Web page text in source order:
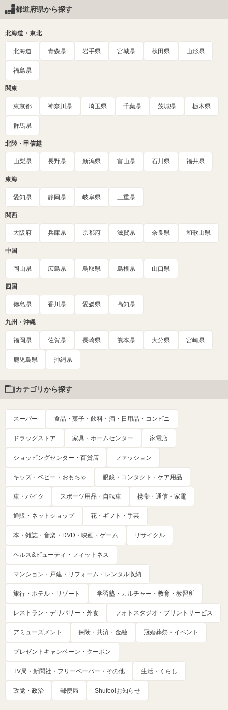
都道府県から探す
北海道・東北
北海道 青森県 岩手県 宮城県 秋田県 山形県
福島県
関東
東京都 神奈川県 埼玉県 千葉県 茨城県 栃木県
群馬県
北陸・甲信越
山梨県 長野県 新潟県 富山県 石川県 福井県
東海
愛知県 静岡県 岐阜県 三重県
関西
大阪府 兵庫県 京都府 滋賀県 奈良県 和歌山県
中国
岡山県 広島県 鳥取県 島根県 山口県
四国
徳島県 香川県 愛媛県 高知県
九州・沖縄
福岡県 佐賀県 長崎県 熊本県 大分県 宮崎県
鹿児島県 沖縄県
カテゴリから探す
スーパー 食品・菓子・飲料・酒・日用品・コンビニ
ドラッグストア 家具・ホームセンター 家電店
ショッピングセンター・百貨店 ファッション
キッズ・ベビー・おもちゃ 眼鏡・コンタクト・ケア用品
車・バイク スポーツ用品・自転車 携帯・通信・家電
通販・ネットショップ 花・ギフト・手芸
本・雑誌・音楽・DVD・映画・ゲーム リサイクル
ヘルス&ビューティ・フィットネス
マンション・戸建・リフォーム・レンタル収納
旅行・ホテル・リゾート 学習塾・カルチャー・教育・教習所
レストラン・デリバリー・外食 フォトスタジオ・プリントサービス
アミューズメント 保険・共済・金融 冠婚葬祭・イベント
プレゼントキャンペーン・クーポン
TV局・新聞社・フリーペーパー・その他 生活・くらし
政党・政治 郵便局 Shufoo!お知らせ